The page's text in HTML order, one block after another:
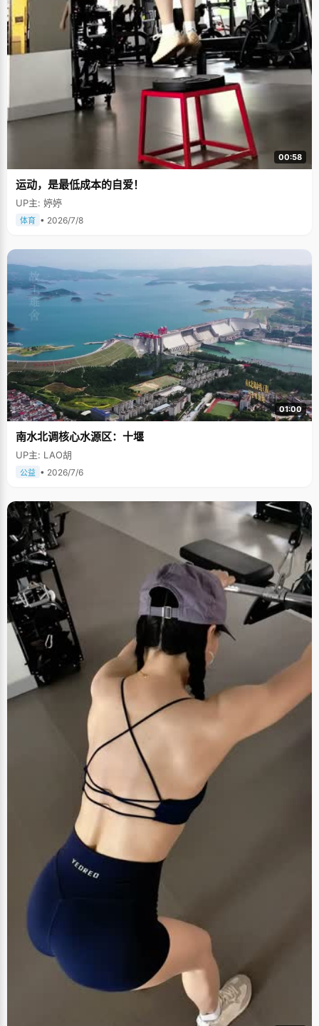
00:58
运动，是最低成本的自爱！
UP主: 婷婷
体育 • 2026/7/8
01:00
南水北调核心水源区：十堰
UP主: LAO胡
公益 • 2026/7/6